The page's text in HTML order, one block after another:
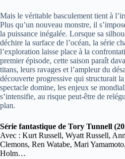
Mais le véritable basculement tient à
Plus qu’un nouveau monstre, il
la puissance inégalée. Lorsque sa
déchire la surface de l’océan, la série
l’exploration laisse place à la
premier épisode, cette saison paraît
titans, leurs ravages et l’ampleur du
découverte progressive qui structurait
spectacle domine, les enjeux se
s’intensifie, au risque peut-être de
plan.
Série fantastique de Tory Tunnell
Avec : Kurt Russell, Wyatt Russell,
Clemons, Ren Watabe, Mari
Holm…